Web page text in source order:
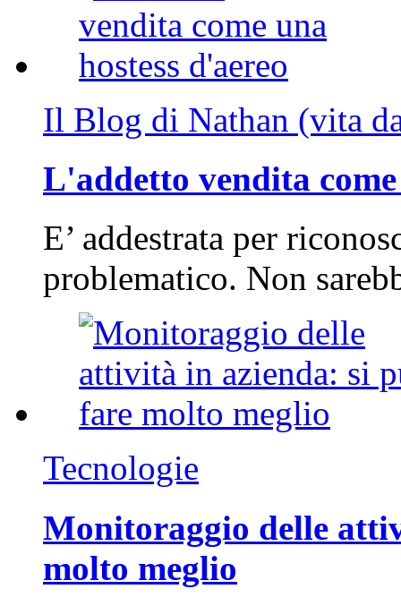
Il Blog di Nathan (vita
L'addetto vendita
E’ addestrata per
problematico. Non
Tecnologie
Monitoraggio delle
molto meglio